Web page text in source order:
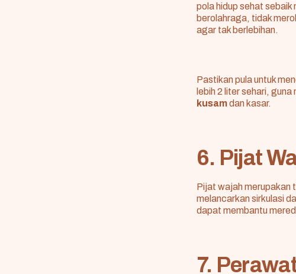
pola hidup sehat
berolahraga, tidak
agar tak berlebihan.
Pastikan pula untuk
lebih 2 liter sehari,
kusamdan kasar.
6. Pijat
Pijat wajah merupakan
melancarkan sirkulasi
dapat membantu
7.